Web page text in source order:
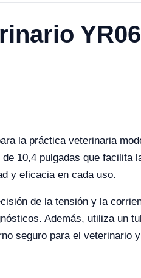
la práctica veterinaria
10,4 pulgadas que facilita
y eficacia en cada uso.
de la tensión y la
Además, utiliza un
seguro para el veterinario